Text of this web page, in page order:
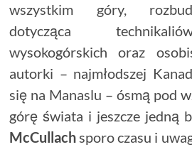
wszystkim góry,
dotycząca
wysokogórskich oraz
autorki – najmłodszej
się na Manaslu – ósmą pod
górę świata i jeszcze jedną
McCullachsporo czasu i